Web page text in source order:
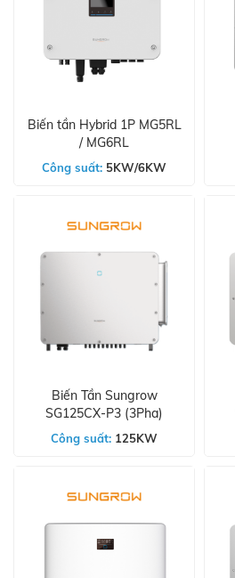
Biến tần Hybrid 1P MG5RL
/ MG6RL
Công suất: 5KW/6KW
Biến Tần Sungrow
SG125CX-P3 (3Pha)
Công suất: 125KW